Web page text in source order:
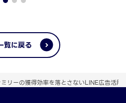
覧に戻る
リーの獲得効率を落とさないLINE広告活用